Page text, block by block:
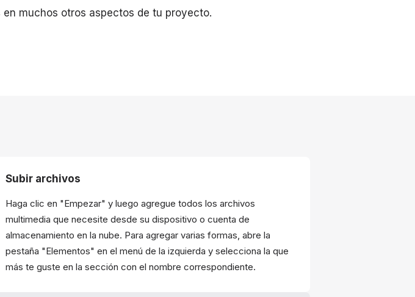
muchos otros aspectos de tu proyecto.
Subir archivos
Haga clic en "Empezar" y luego agregue todos los archivos
multimedia que necesite desde su dispositivo o cuenta de
almacenamiento en la nube. Para agregar varias formas, abre la
pestaña "Elementos" en el menú de la izquierda y selecciona la que
más te guste en la sección con el nombre correspondiente.